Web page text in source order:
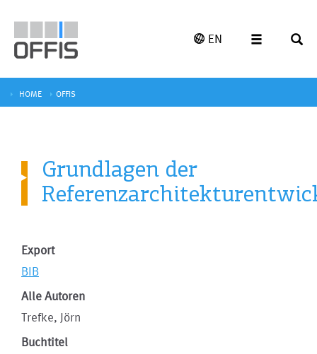
EN
HOME OFFIS
Grundlagen der
Export
BIB
Alle Autoren
Trefke, Jörn
Buchtitel